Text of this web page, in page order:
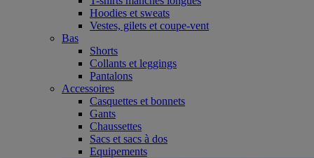
Hoodies et sweats
Vestes, gilets et coupe-vent
Bas
Shorts
Collants et leggings
Pantalons
Accessoires
Casquettes et bonnets
Gants
Chaussettes
Sacs et sacs à dos
Equipements